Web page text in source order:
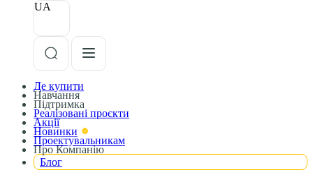
UA
Де купити
Навчання
Підтримка
Реалізовані проєкти
Акції
Новинки
Проектувальникам
Про Компанію
Блог